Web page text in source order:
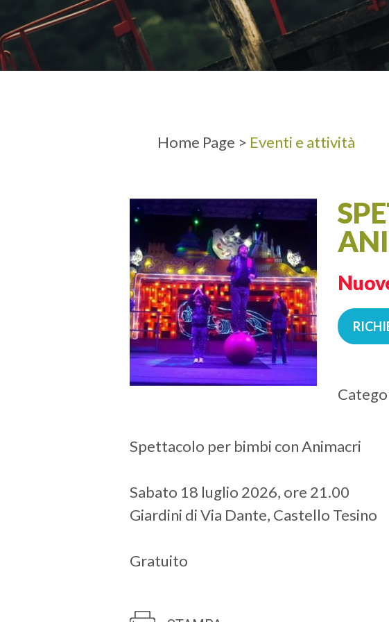
PARTENZA
Home Page > Eventi e attività
Spettacolo per bimbi con Animacri
Sabato 18 luglio 2026, ore 21.00
Giardini di Via Dante, Castello Tesino
Gratuito